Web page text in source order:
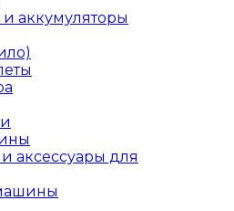
аккумуляторы
аксессуары для